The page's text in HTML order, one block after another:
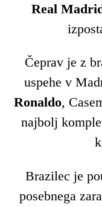
Real
Čeprav je z
uspehe v
Ronaldo,
najbolj
Brazilec je
posebnega